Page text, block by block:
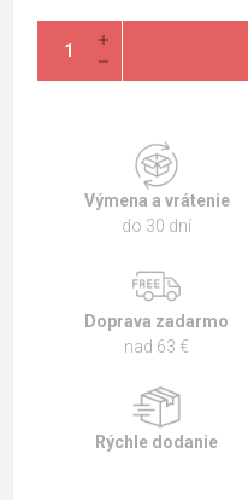
Výmena a vrátenie
do 30 dní
Doprava zadarmo
nad 63 €
Rýchle dodanie